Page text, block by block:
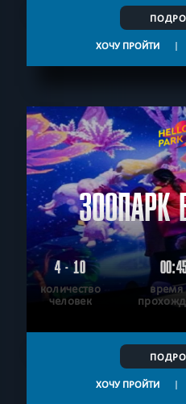
ХОЧУ ПРОЙТИ |
ЗООПАРК
4 - 10
количество
человек
время
ХОЧУ ПРОЙТИ |